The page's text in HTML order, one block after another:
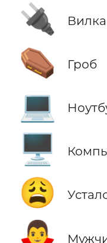
🔌 Вилка
⚰️ Гроб
💻
🖥️
😩